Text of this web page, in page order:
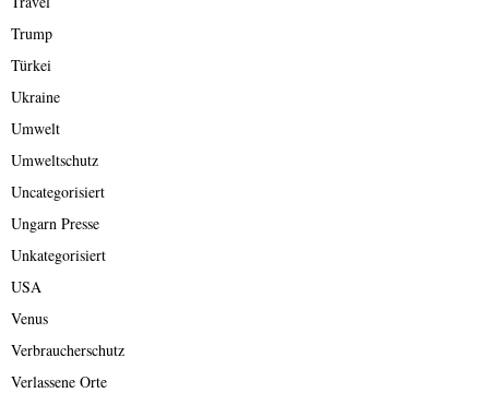
Trump
Türkei
Ukraine
Umwelt
Umweltschutz
Uncategorisiert
Ungarn Presse
Unkategorisiert
USA
Venus
Verbraucherschutz
Verlassene Orte